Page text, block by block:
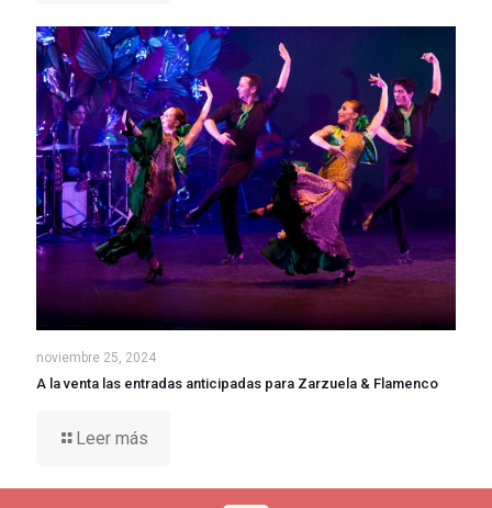
noviembre 25, 2024
A la venta las entradas anticipadas para Zarzuela & Flamenco
Leer más